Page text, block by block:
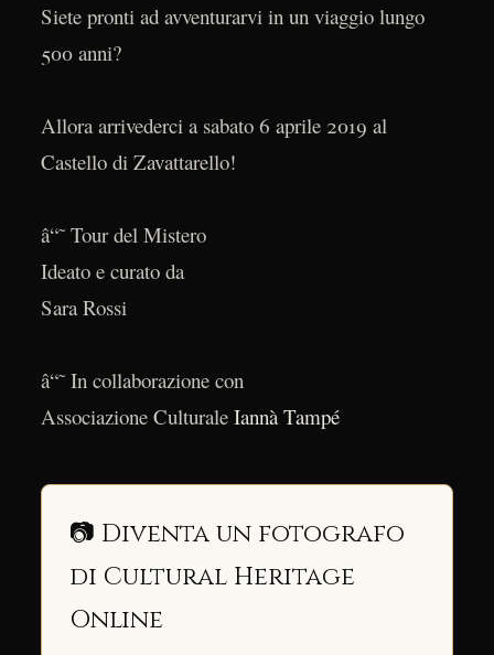
Siete pronti ad avventurarvi in un viaggio lungo
500 anni?
Allora arrivederci a sabato 6 aprile 2019 al
Castello di Zavattarello!
â“˜ Tour del Mistero
Ideato e curato da
Sara Rossi
â“˜ In collaborazione con
Associazione Culturale Iannà Tampé
📷 Diventa un fotografo
di Cultural Heritage
Online